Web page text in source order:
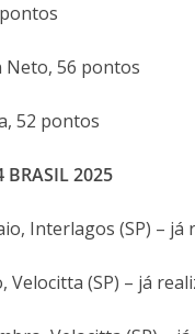
Neto, 56 pontos
52 pontos
BRASIL 2025
Interlagos (SP) – já
Velocitta (SP) – já